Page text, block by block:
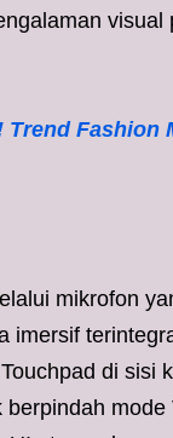
visual
Fashion
mikrofon
imersif
di sisi